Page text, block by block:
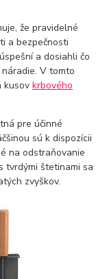
že pravidelné
a bezpečnosti
a dosiahli čo
V tomto
kusovkrbového
pre účinné
sú k dispozícii
na odstraňovanie
tvrdými štetinami sa
zvyškov.